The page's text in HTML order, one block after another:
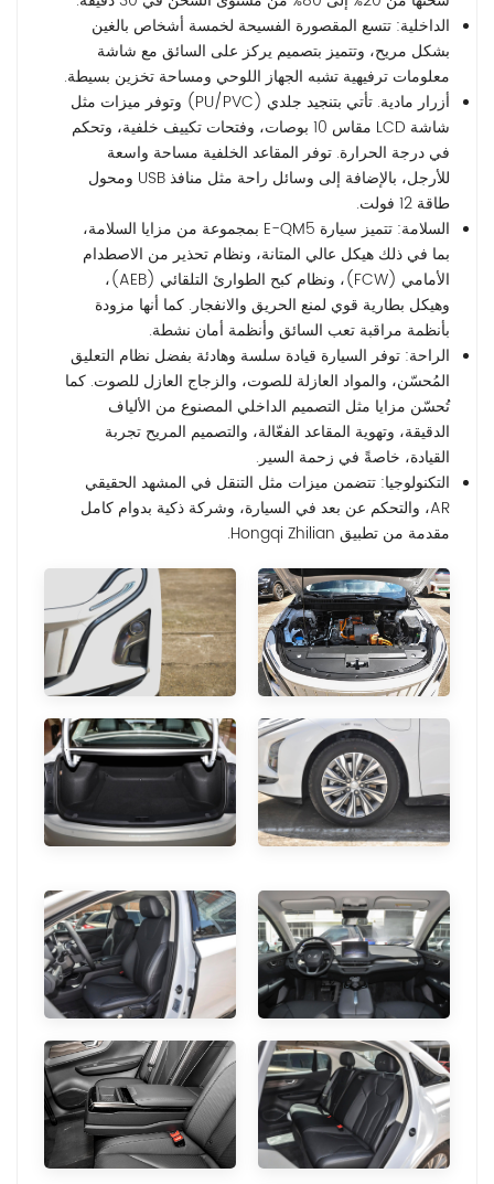
الداخلية: تتسع المقصورة الفسيحة لخمسة أشخاص بالغين
بشكل مريح، وتتميز بتصميم يركز على السائق مع شاشة
معلومات ترفيهية تشبه الجهاز اللوحي ومساحة تخزين بسيطة.
أزرار مادية. تأتي بتنجيد جلدي (PU/PVC) وتوفر ميزات مثل
شاشة LCD مقاس 10 بوصات، وفتحات تكييف خلفية، وتحكم
في درجة الحرارة. توفر المقاعد الخلفية مساحة واسعة
للأرجل، بالإضافة إلى وسائل راحة مثل منافذ USB ومحول
طاقة 12 فولت.
السلامة: تتميز سيارة E-QM5 بمجموعة من مزايا السلامة،
بما في ذلك هيكل عالي المتانة، ونظام تحذير من الاصطدام
الأمامي (FCW)، ونظام كبح الطوارئ التلقائي (AEB)،
وهيكل بطارية قوي لمنع الحريق والانفجار. كما أنها مزودة
بأنظمة مراقبة تعب السائق وأنظمة أمان نشطة.
الراحة: توفر السيارة قيادة سلسة وهادئة بفضل نظام التعليق
المُحسّن، والمواد العازلة للصوت، والزجاج العازل للصوت. كما
تُحسّن مزايا مثل التصميم الداخلي المصنوع من الألياف
الدقيقة، وتهوية المقاعد الفعّالة، والتصميم المريح تجربة
القيادة، خاصةً في زحمة السير.
التكنولوجيا: تتضمن ميزات مثل التنقل في المشهد الحقيقي
AR، والتحكم عن بعد في السيارة، وشركة ذكية بدوام كامل
مقدمة من تطبيق Hongqi Zhilian.